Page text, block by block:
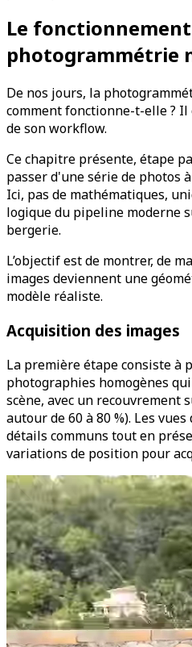
Le
photogrammétrie
De nos jours, la
comment fonctionne-t-elle ? Il
de son workflow.
Ce chapitre présente, étape
passer d'une série de photos
Ici, pas de mathématiques,
logique du pipeline moderne
bergerie.
L’objectif est de montrer, de
images deviennent une
modèle réaliste.
Acquisition des images
La première étape consiste à
photographies homogènes
scène, avec un recouvrement
autour de 60 à 80 %). Les
détails communs tout en
variations de position pour